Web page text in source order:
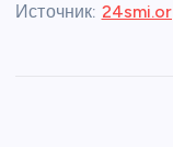
Источник: